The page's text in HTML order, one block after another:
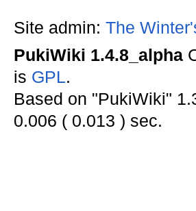
Site admin: The
PukiWiki 1.4.8_alpha
is GPL.
Based on "PukiWiki"
0.006 ( 0.013 ) sec.